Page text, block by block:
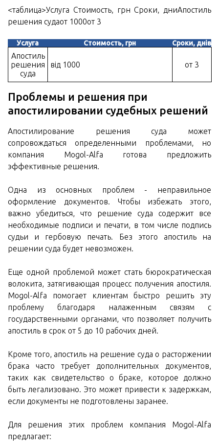
<таблица>Услуга Стоимость, грн Сроки, дниАпостиль
решения судаот 1000от 3
Услуга Стоимость, грн Сроки, днів
Апостиль
решения
суда
від 1000 от 3
Проблемы и решения при
апостилировании судебных решений
Апостилирование решения суда может
сопровождаться определенными проблемами, но
компания Mogol-Alfa готова предложить
эффективные решения.
Одна из основных проблем - неправильное
оформление документов. Чтобы избежать этого,
важно убедиться, что решение суда содержит все
необходимые подписи и печати, в том числе подпись
судьи и гербовую печать. Без этого апостиль на
решении суда будет невозможен.
Еще одной проблемой может стать бюрократическая
волокита, затягивающая процесс получения апостиля.
Mogol-Alfa помогает клиентам быстро решить эту
проблему благодаря налаженным связям с
государственными органами, что позволяет получить
апостиль в срок от 5 до 10 рабочих дней.
Кроме того, апостиль на решение суда о расторжении
брака часто требует дополнительных документов,
таких как свидетельство о браке, которое должно
быть легализовано. Это может привести к задержкам,
если документы не подготовлены заранее.
Для решения этих проблем компания Mogol-Alfa
предлагает: